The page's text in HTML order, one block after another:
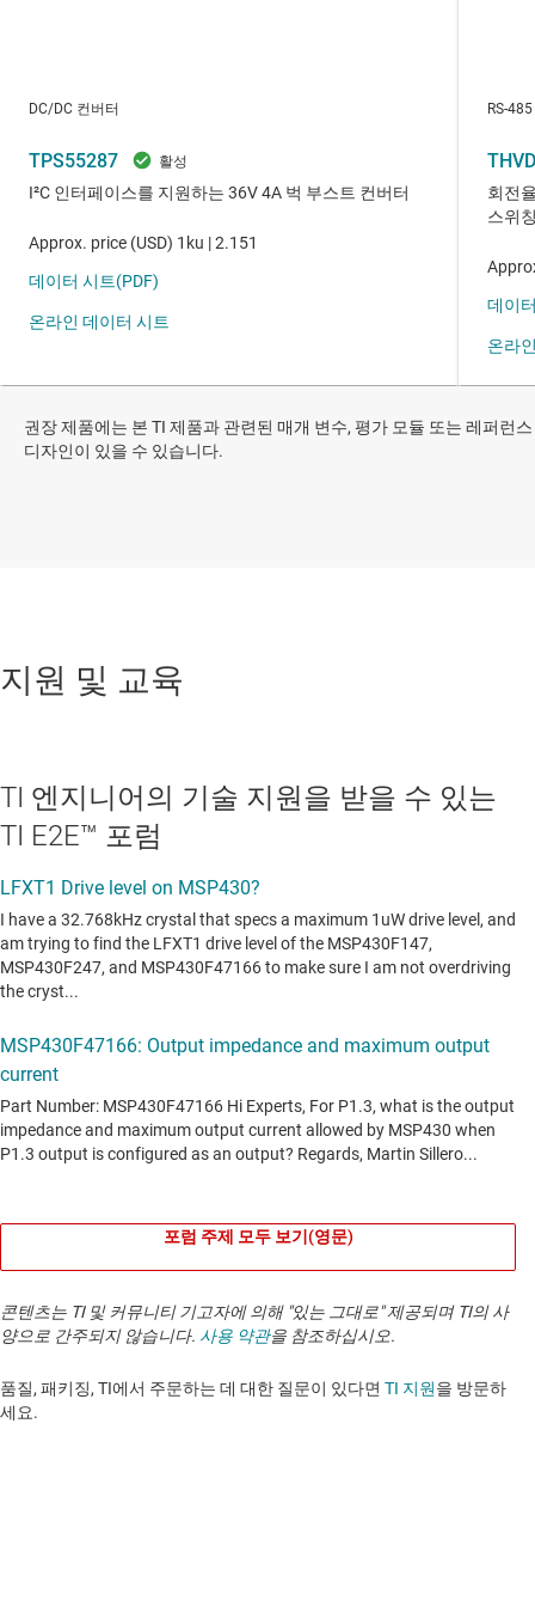
권장 제품에는 본 TI 제품과 관련된 매개 변수, 평가 모듈 또는 레퍼런스
디자인이 있을 수 있습니다.
지원 및 교육
TI 엔지니어의 기술 지원을 받을 수 있는
TI E2E™ 포럼
포럼 주제 모두 보기(영문)
콘텐츠는 TI 및 커뮤니티 기고자에 의해 "있는 그대로" 제공되며 TI의 사
양으로 간주되지 않습니다. 사용 약관을 참조하십시오.
품질, 패키징, TI에서 주문하는 데 대한 질문이 있다면 TI 지원을 방문하
세요. ​​​​​​​​​​​​​​